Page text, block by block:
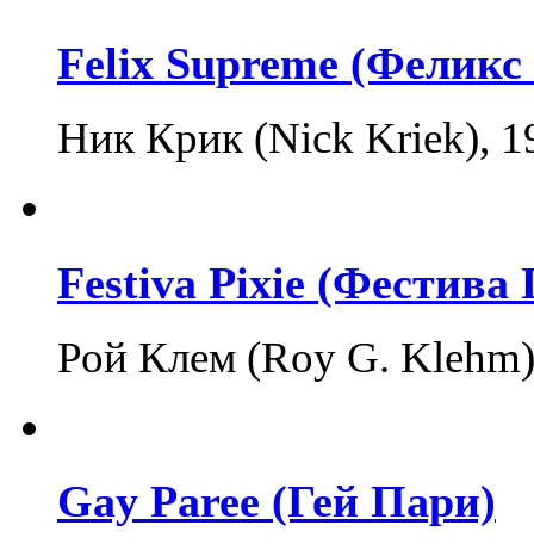
Felix Supreme
Ник Крик (Nick Kriek),
Festiva Pixie (Фестива
Рой Клем (Roy G.
Gay Paree (Гей Пари)